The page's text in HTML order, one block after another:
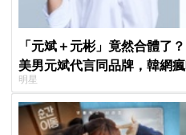
「元斌＋元彬」竟然合體了
美男元斌代言同品牌，韓網
明星